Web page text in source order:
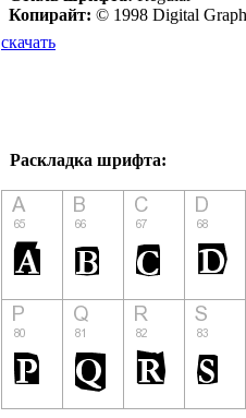
Копирайт: © 1998 Digital
скачать
Раскладка шрифта: